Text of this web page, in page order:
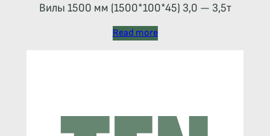
Вилы 1500 мм (1500*100*45) 3,0 — 3,5т
Read more